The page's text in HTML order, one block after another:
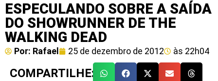
ESPECULANDO SOBRE A SAÍDA
DO SHOWRUNNER DE THE
WALKING DEAD
Por: Rafael 25 de dezembro de 2012 às 22h04
COMPARTILHE: